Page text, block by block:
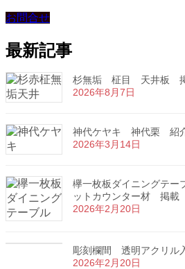
お問合せ
最新記事
杉無垢 柾目 天井板
2026年8月7日
神代ケヤキ 神代栗 紹
2026年3月14日
欅一枚板ダイニングテー
ットカウンター材 掲載
2026年2月20日
彫刻欄間 透明アクリル
2026年2月20日